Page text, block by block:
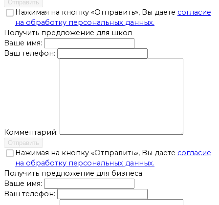
Отправить
Нажимая на кнопку «Отправить», Вы даете согласие
на обработку персональных данных.
Получить предложение для школ
Ваше имя:
Ваш телефон:
Комментарий:
Отправить
Нажимая на кнопку «Отправить», Вы даете согласие
на обработку персональных данных.
Получить предложение для бизнеса
Ваше имя:
Ваш телефон: